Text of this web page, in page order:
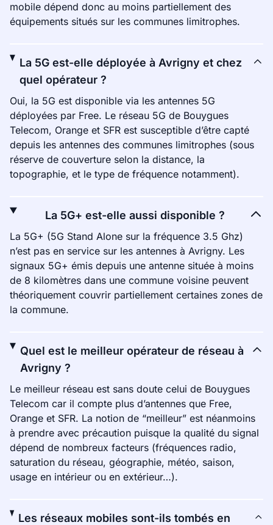
mobile dépend donc au moins partiellement des
équipements situés sur les communes limitrophes.
La 5G est-elle déployée à Avrigny et chez
quel opérateur ?
Oui, la 5G est disponible via les antennes 5G
déployées par Free. Le réseau 5G de Bouygues
Telecom, Orange et SFR est susceptible d’être capté
depuis les antennes des communes limitrophes (sous
réserve de couverture selon la distance, la
topographie, et le type de fréquence notamment).
La 5G+ est-elle aussi disponible ?
La 5G+ (5G Stand Alone sur la fréquence 3.5 Ghz)
n’est pas en service sur les antennes à Avrigny. Les
signaux 5G+ émis depuis une antenne située à moins
de 8 kilomètres dans une commune voisine peuvent
théoriquement couvrir partiellement certaines zones de
la commune.
Quel est le meilleur opérateur de réseau à
Avrigny ?
Le meilleur réseau est sans doute celui de Bouygues
Telecom car il compte plus d’antennes que Free,
Orange et SFR. La notion de “meilleur” est néanmoins
à prendre avec précaution puisque la qualité du signal
dépend de nombreux facteurs (fréquences radio,
saturation du réseau, géographie, météo, saison,
usage en intérieur ou en extérieur…).
Les réseaux mobiles sont-ils tombés en